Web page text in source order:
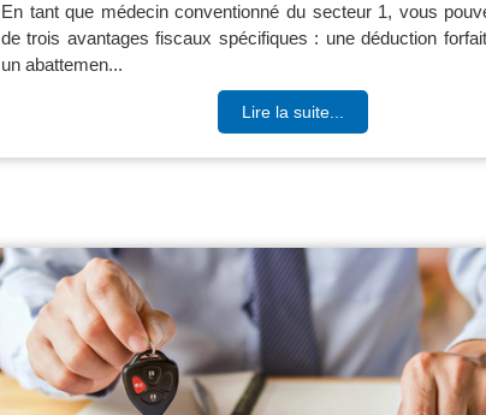
En tant que médecin conventionné du secteur 1, vous
de trois avantages fiscaux spécifiques : une déduction
un abattemen...
Lire la suite...